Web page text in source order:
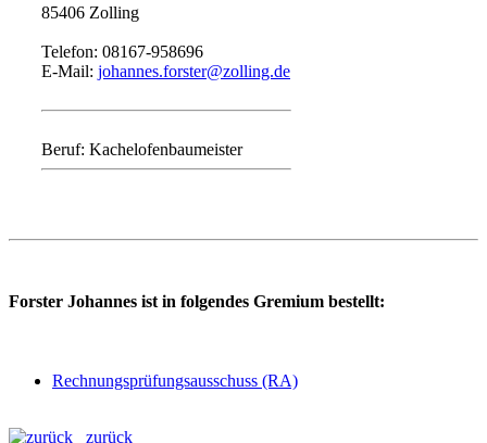
85406 Zolling
Telefon: 08167-958696
E-Mail: johannes.forster@zolling.de
Beruf: Kachelofenbaumeister
Forster Johannes ist in folgendes Gremium bestellt:
Rechnungsprüfungsausschuss (RA)
zurück